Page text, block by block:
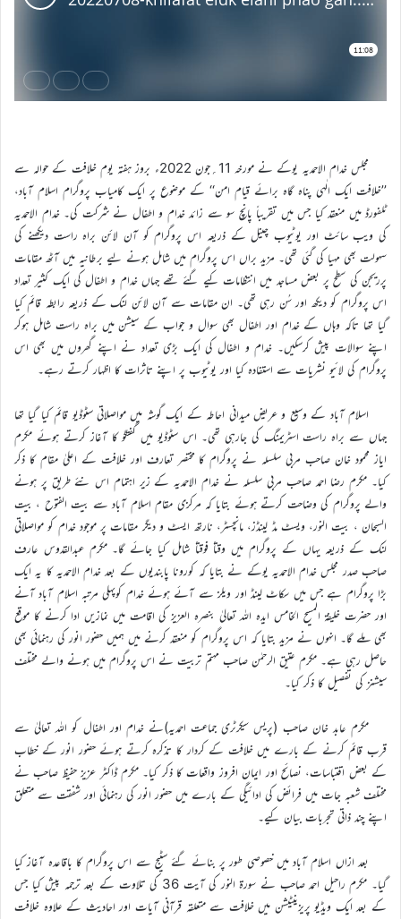
مجلس خدام الاحمدیہ یوکے نے مورخہ 11؍جون 2022ء بروز ہفتہ یوم خلافت کے حوالہ سے
’’خلافت ایک الٰہی پناہ گاہ برائے قیام امن‘‘ کے موضوع پر ایک کامیاب پروگرام اسلام آباد،
ٹلفورڈ میں منعقد کیا جس میں تقریباً پانچ سو سے زائد خدام و اطفال نے شرکت کی۔ خدام الاحمدیہ
کی ویب سائٹ اور یوٹیوب چینل کے ذریعہ اس پروگرام کو آن لائن براہ راست دیکھنے کی
سہولت بھی مہیا کی گئی تھی۔ مزید براں اس پروگرام میں شامل ہونے لیے برطانیہ میں آٹھ مقامات
پرریجن کی سطح پر بعض مساجد میں انتظامات کیے گئے تھے جہاں خدام و اطفال کی ایک کثیر تعداد
اس پروگرام کو دیکھ اور سُن رہی تھی۔ ان مقامات سے آن لائن لنک کے ذریعہ رابطہ قائم کیا
گیا تھا تاکہ وہاں کے خدام اور اطفال بھی سوال و جواب کے سیشن میں براہ راست شامل ہوکر
اپنے سوالات پیش کرسکیں۔ خدام و اطفال کی ایک بڑی تعداد نے اپنے گھروں میں بھی اس
پروگرام کی لائیو نشریات سے استفادہ کیا اور یوٹیوب پر اپنے تاثرات کا اظہار کرتے رہے۔
اسلام آباد کے وسیع و عریض میدانی احاطہ کے ایک گوشہ میں مواصلاتی سٹوڈیو قائم کیا گیا تھا
جہاں سے براہ راست اسٹریمنگ کی جارہی تھی۔ اس سٹوڈیو میں گفتگو کا آغاز کرتے ہوئے مکرم
ایاز محمود خان صاحب مربی سلسلہ نے پروگرام کا مختصر تعارف اور خلافت کے اعلیٰ مقام کا ذکر
کیا۔ مکرم رضا احمد صاحب مربی سلسلہ نے خدام الاحمدیہ کے زیر اہتمام اس نئے طریق پر ہونے
والے پروگرام کی وضاحت کرتے ہوئے بتایا کہ مرکزی مقام اسلام آباد سے بیت الفتوح ، بیت
السبحان ، بیت النور، ویسٹ مڈ لینڈز، مانچسٹر، نارتھ ایسٹ و دیگر مقامات پر موجود خدام کو مواصلاتی
لنک کے ذریعہ یہاں کے پروگرام میں وقتاً فوقتاً شامل کیا جائے گا۔ مکرم عبدالقدوس عارف
صاحب صدر مجلس خدام الاحمدیہ یوکے نے بتایا کہ کورونا پابندیوں کے بعد خدام الاحمدیہ کا یہ ایک
بڑا پروگرام ہے جس میں سکاٹ لینڈ اور ویلز سے آئے ہوئے خدام کوپہلی مرتبہ اسلام آباد آنے
اور حضرت خلیفۃ المسیح الخامس ایدہ اللہ تعالیٰ بنصرہ العزیز کی اقامت میں نمازیں ادا کرنے کا موقع
بھی ملے گا۔ انہوں نے مزید بتایا کہ اس پروگرام کو منعقد کرنے میں ہمیں حضور انور کی رہنمائی بھی
حاصل رہی ہے۔ مکرم عتیق الرحمٰن صاحب مہتم تربیت نے اس پروگرام میں ہونے والے مختلف
سیشنز کی تفصیل کا ذکر کیا۔
مکرم عابد خان صاحب (پریس سیکرٹری جماعت احمدیہ)نے خدام اور اطفال کو اللہ تعالیٰ سے
قرب قائم کرنے کے بارے میں خلافت کے کردار کا تذکرہ کرتے ہوئے حضور انور کے خطاب
کے بعض اقتباسات، نصائح اور ایمان افروز واقعات کا ذکر کیا۔ مکرم ڈاکٹر عزیز حفیظ صاحب نے
مختلف شعبہ جات میں فرائض کی ادائیگی کے بارے میں حضور انور کی رہنمائی اور شفقت سے متعلق
اپنے چند ذاتی تجربات بیان کیے۔
بعد ازاں اسلام آباد میں خصوصی طور پر بنائے گئے سٹیج سے اس پروگرام کا باقاعدہ آغاز کیا
گیا۔ مکرم راحیل احمد صاحب نے سورۃ النور کی آیت 36 کی تلاوت کے بعد ترجمہ پیش کیا جس
کے بعد ایک ویڈیو پریزینٹیشن میں خلافت سے متعلقہ قرآنی آیات اور احادیث کے علاوہ خلافت